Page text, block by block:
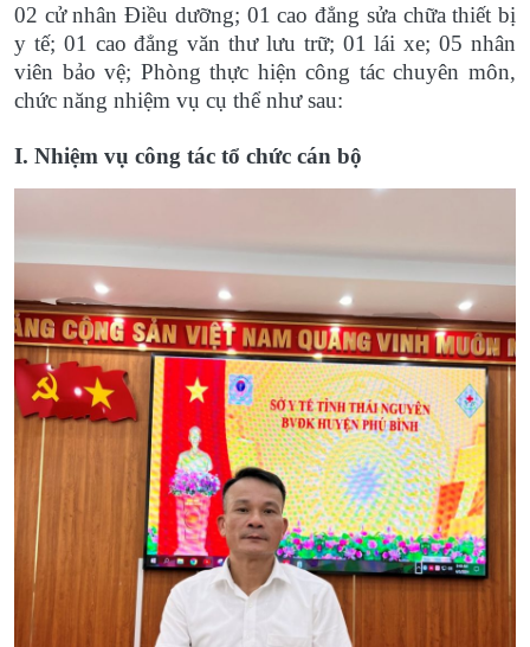
02 cử nhân Điều dưỡng; 01 cao đẳng sửa chữa thiết bị
y tế; 01 cao đẳng văn thư lưu trữ; 01 lái xe; 05 nhân
viên bảo vệ; Phòng thực hiện công tác chuyên môn,
chức năng nhiệm vụ cụ thể như sau:
I. Nhiệm vụ công tác tổ chức cán bộ